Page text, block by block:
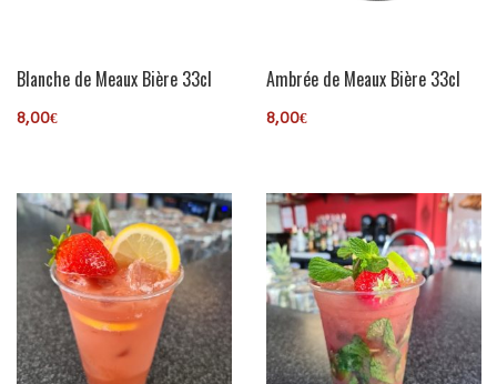
Blanche de Meaux Bière 33cl
8,00€
Ambrée de Meaux Bière 33cl
8,00€